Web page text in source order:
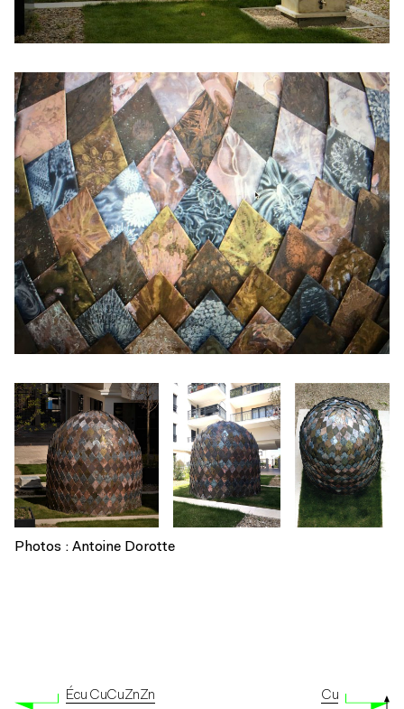
Photos : Antoine Dorotte
Écu CuCuZnZn Cu